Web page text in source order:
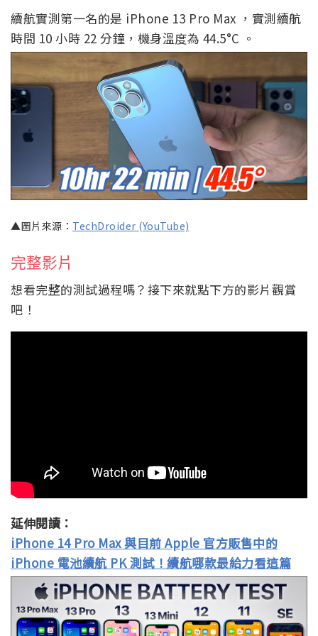
續航實測第一名的是 iPhone 13 Pro Max ，實測續航
時間 10 小時 22 分鐘，機身溫度為 44.5°C 。
▲圖片來源： TechDroider (YouTube)
完整影片
想看完整的測試過程嗎？接下來就點下方的影片觀賞
吧！
延伸閱讀：
iPhone 14 Pro Max 與目前 Apple 官方販售中的
iPhone 電池續航 PK 測試！續航哪款最給力看這篇